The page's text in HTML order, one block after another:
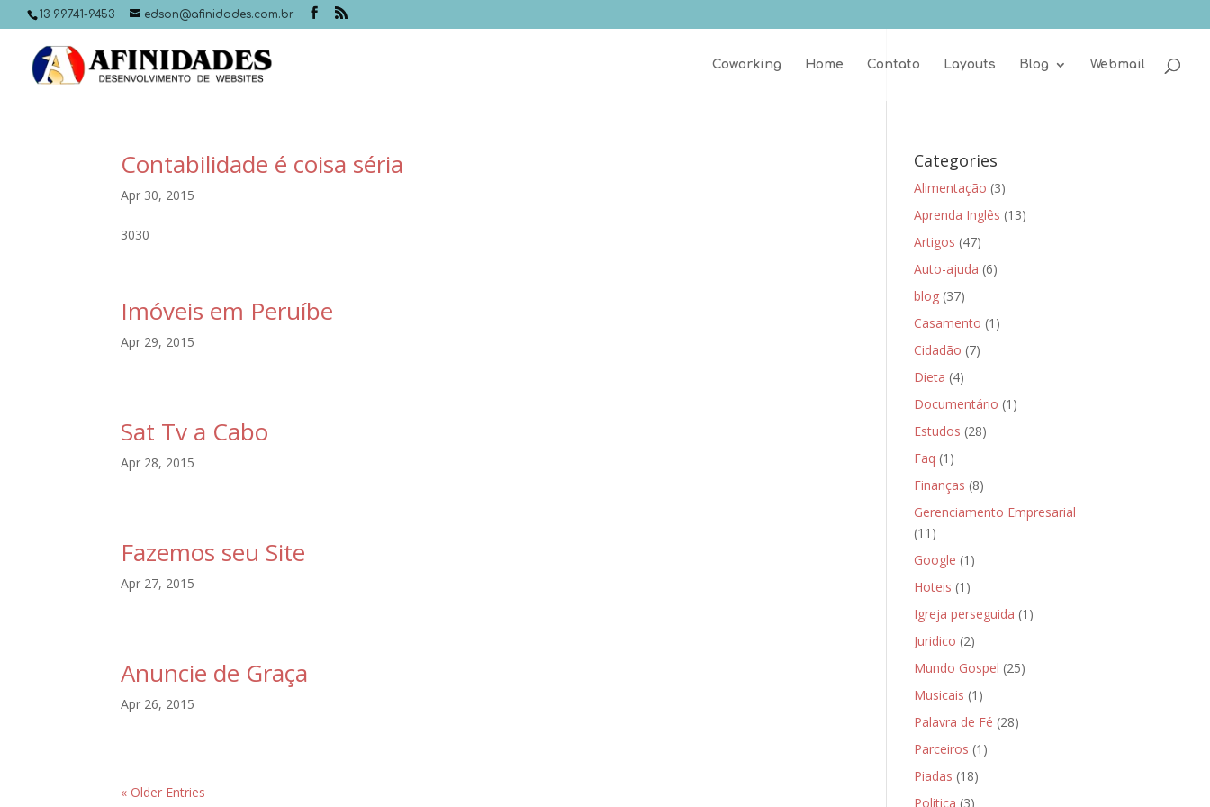
13 99741-9453 edson@afinidades.com.br
Coworking Home Contato Layouts Blog Webmail
Contabilidade é coisa séria
Apr 30, 2015
3030
Imóveis em Peruíbe
Apr 29, 2015
Sat Tv a Cabo
Apr 28, 2015
Fazemos seu Site
Apr 27, 2015
Anuncie de Graça
Apr 26, 2015
« Older Entries
Categories
Alimentação (3)
Aprenda Inglês (13)
Artigos (47)
Auto-ajuda (6)
blog (37)
Casamento (1)
Cidadão (7)
Dieta (4)
Documentário (1)
Estudos (28)
Faq (1)
Finanças (8)
Gerenciamento Empresarial
(11)
Google (1)
Hoteis (1)
Igreja perseguida (1)
Juridico (2)
Mundo Gospel (25)
Musicais (1)
Palavra de Fé (28)
Parceiros (1)
Piadas (18)
Politica (3)